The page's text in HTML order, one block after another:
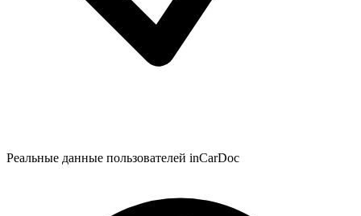
Реальные данные пользователей inCarDoc